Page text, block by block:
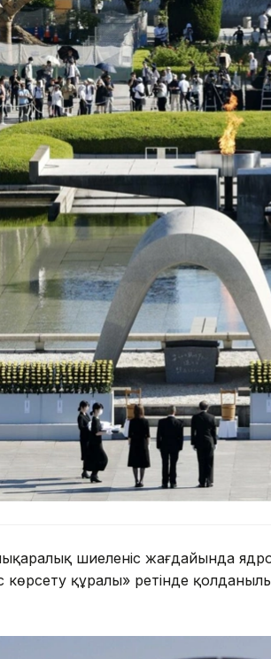
шиеленіс жағдайында
көрсету құралы» ретінде